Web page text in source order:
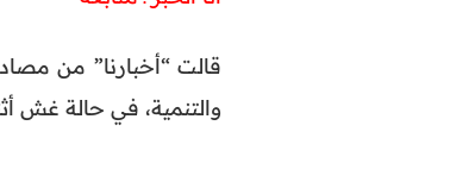
قالت “أخبارنا” من
والتنمية، في حالة غش